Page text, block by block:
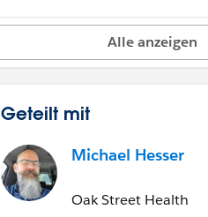
Alle anzeigen
Geteilt mit
Michael Hesser
Oak Street Health